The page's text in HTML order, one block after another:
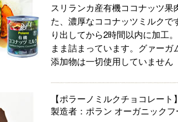
スリランカ産有機ココナッツ
た、濃厚なココナッツミルク
り出してから2時間以内に加工
まま詰まっています。グァー
添加物は一切使用していません
【ポラーノミルクチョコレー
製造者：ポラン オーガニック